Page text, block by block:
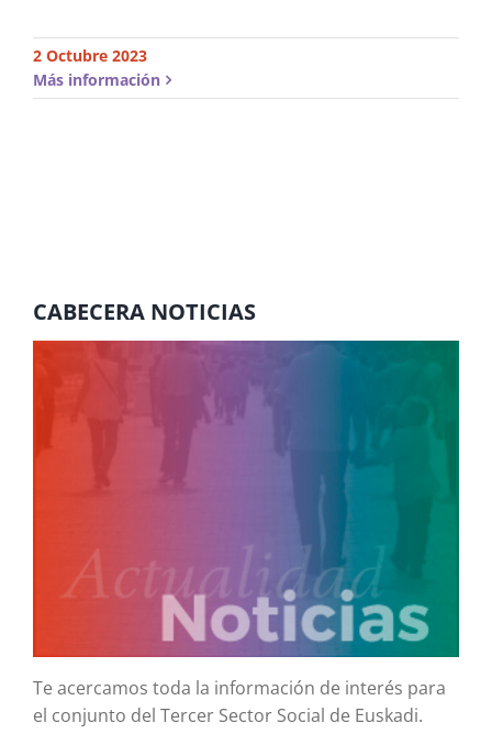
2 Octubre 2023
Más información
CABECERA NOTICIAS
Te acercamos toda la información de interés para
el conjunto del Tercer Sector Social de Euskadi.